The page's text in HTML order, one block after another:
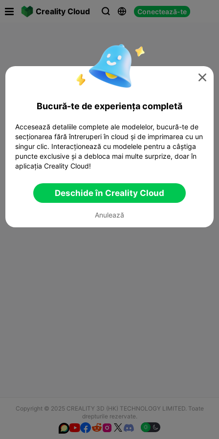
Creality Cloud   Conectează-te
Copyright © 2025 CREALITY 3D (HK) TECHNOLOGY LIMITED. Toate
drepturile rezervate.
  

Bucură-te de experiența completă
Accesează detaliile complete ale modelelor, bucură-te de
secționarea fără întreruperi în cloud și de imprimarea cu un
singur clic. Interacționează cu modelele pentru a câștiga
puncte exclusive și a debloca mai multe surprize, doar în
aplicația Creality Cloud!
Deschide în Creality Cloud
Anulează